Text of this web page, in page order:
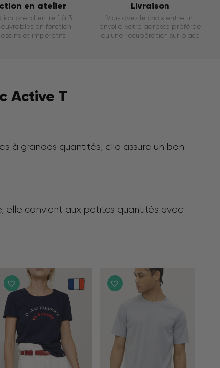
en atelier
prend entre 1 à 3
ouvrables en fonction
et impératifs.
Livraison
Vous avez le choix entre un
envoi à votre adresse préférée
ou une récupération sur place.
Active T
à grandes quantités, elle assure un bon
elle convient aux petites quantités avec